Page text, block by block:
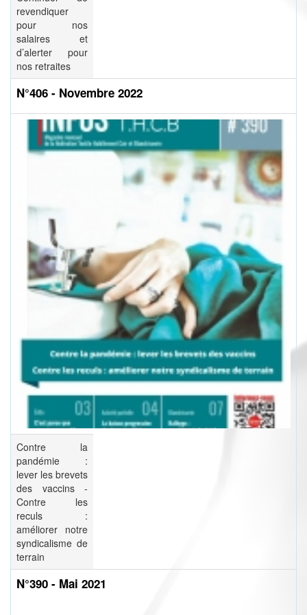
revendiquer
pour nos
salaires et
d’alerter pour
nos retraites
N°406 - Novembre 2022
Contre la
pandémie :
lever les brevets
des vaccins -
Contre les
reculs :
améliorer notre
syndicalisme de
terrain
N°390 - Mai 2021